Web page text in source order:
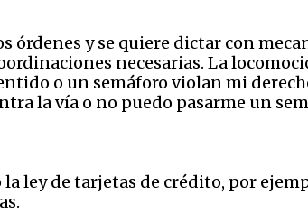
órdenes y se quiere dictar con
necesarias. La
o un semáforo violan mi
la vía o no puedo pasarme un
ley de tarjetas de crédito, por